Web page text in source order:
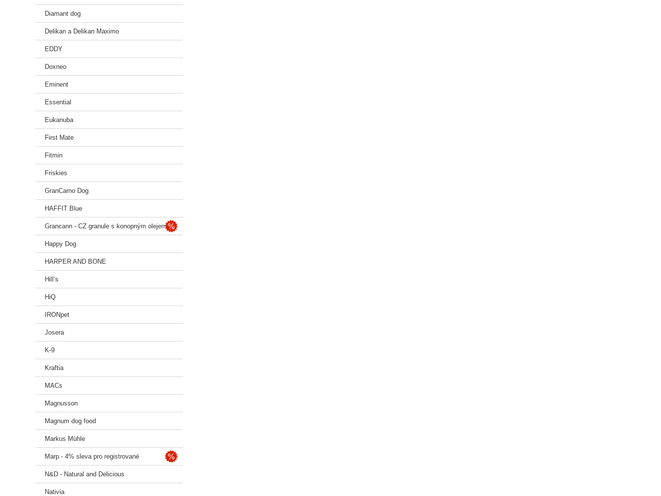
Diamant dog
Delikan a Delikan Maximo
EDDY
Doxneo
Eminent
Essential
Eukanuba
First Mate
Fitmin
Friskies
GranCarno Dog
HAFFIT Blue
Grancann - CZ granule s konopným olejem
Happy Dog
HARPER AND BONE
Hill’s
HiQ
IRONpet
Josera
K-9
Kraftia
MACs
Magnusson
Magnum dog food
Markus Mühle
Marp - 4% sleva pro registrované
N&D - Natural and Delicious
Nativia